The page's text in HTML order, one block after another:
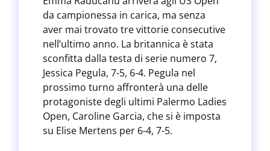
da campionessa in carica, ma senza
aver mai trovato tre vittorie consecutive
nell’ultimo anno. La britannica è stata
sconfitta dalla testa di serie numero 7,
Jessica Pegula, 7-5, 6-4. Pegula nel
prossimo turno affronterà una delle
protagoniste degli ultimi Palermo Ladies
Open, Caroline Garcia, che si è imposta
su Elise Mertens per 6-4, 7-5.